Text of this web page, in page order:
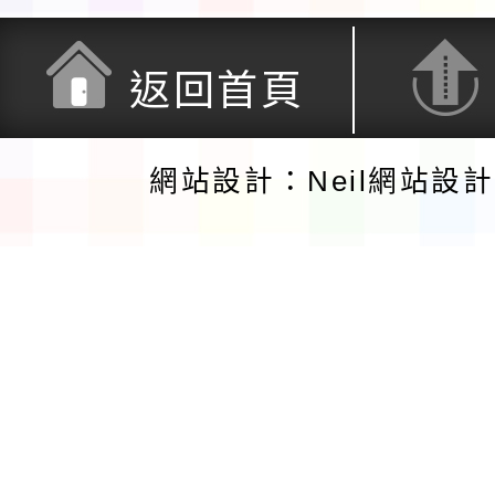
返回首頁
網站設計：Neil網站設